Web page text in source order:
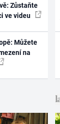
Zůstaňte
ve videu
Můžete
na